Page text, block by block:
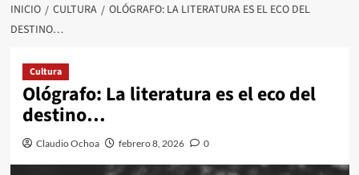
INICIO CULTURA
OLÓGRAFO: LA LITERATURA ES EL ECO DEL
DESTINO…
Cultura
Ológrafo: La literatura es el eco del
destino…
Claudio Ochoa febrero 8, 2026 0